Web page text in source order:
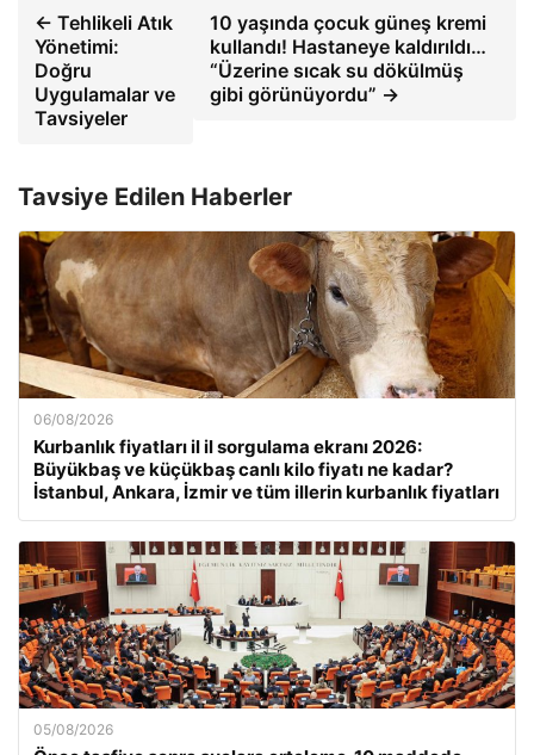
← Tehlikeli Atık
Yönetimi:
Doğru
Uygulamalar ve
Tavsiyeler
10 yaşında çocuk güneş kremi
kullandı! Hastaneye kaldırıldı…
“Üzerine sıcak su dökülmüş
gibi görünüyordu” →
Tavsiye Edilen Haberler
06/08/2026
Kurbanlık fiyatları il il sorgulama ekranı 2026:
Büyükbaş ve küçükbaş canlı kilo fiyatı ne kadar?
İstanbul, Ankara, İzmir ve tüm illerin kurbanlık fiyatları
05/08/2026